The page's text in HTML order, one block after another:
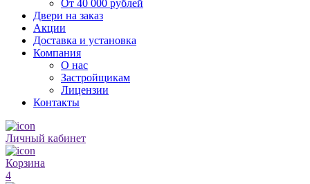
От 40 000 рублей
Двери на заказ
Акции
Доставка и установка
Компания
О нас
Застройщикам
Лицензии
Контакты
Личный кабинет
Корзина
4